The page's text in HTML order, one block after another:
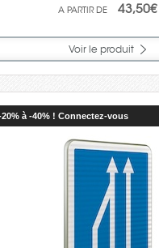
43,50€
Voir le produit
20% à -40% ! Connectez-vous